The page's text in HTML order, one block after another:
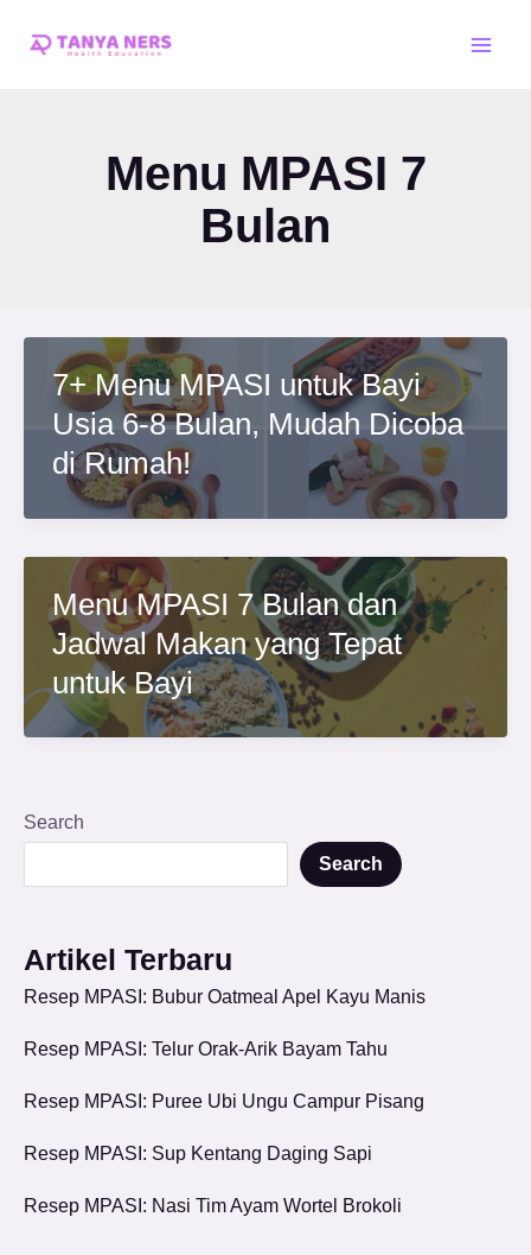
Menu MPASI 7
Bulan
7+ Menu MPASI untuk Bayi
Usia 6-8 Bulan, Mudah Dicoba
di Rumah!
Menu MPASI 7 Bulan dan
Jadwal Makan yang Tepat
untuk Bayi
Search
Search
Artikel Terbaru
Resep MPASI: Bubur Oatmeal Apel Kayu Manis
Resep MPASI: Telur Orak-Arik Bayam Tahu
Resep MPASI: Puree Ubi Ungu Campur Pisang
Resep MPASI: Sup Kentang Daging Sapi
Resep MPASI: Nasi Tim Ayam Wortel Brokoli